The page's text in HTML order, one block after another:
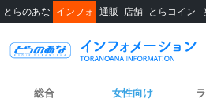
とらのあな インフォ 通販 店舗 とらコイン
総合 女性向け